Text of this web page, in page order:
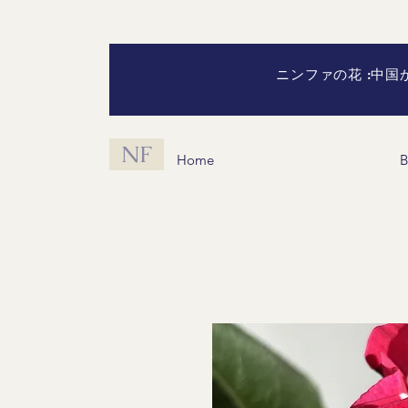
ニンファの花 :中国
NF Home